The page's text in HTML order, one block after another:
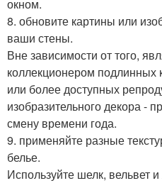
окном.
8. обновите картины или
ваши стены.
Вне зависимости от того,
коллекционером подлинных
или более доступных
изобразительного декора -
смену времени года.
9. применяйте разные
белье.
Используйте шелк, вельвет